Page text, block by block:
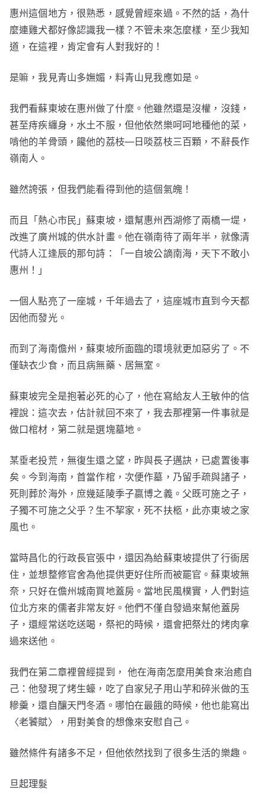
惠州這個地方，很熟悉，感覺曾經來過。不然的話，為什
麼連雞犬都好像認識我一樣？不管未來怎麼樣，至少我知
道，在這裡，肯定會有人對我好的！
是嘛，我見青山多嫵媚，料青山見我應如是。
我們看蘇東坡在惠州做了什麼。他雖然還是沒權，沒錢，
甚至痔疾纏身，水土不服，但他依然樂呵呵地種他的菜，
啃他的羊骨頭，饞他的荔枝—日啖荔枝三百顆，不辭長作
嶺南人。
雖然誇張，但我們能看得到他的這個氣魄！
而且「熱心市民」蘇東坡，還幫惠州西湖修了兩橋一堤，
改進了廣州城的供水計畫。他在嶺南待了兩年半，就像清
代詩人江逢辰的那句詩：「一自坡公謫南海，天下不敢小
惠州！」
一個人點亮了一座城，千年過去了，這座城市直到今天都
因他而發光。
而到了海南儋州，蘇東坡所面臨的環境就更加惡劣了。不
僅缺衣少食，而且病無藥、居無室。
蘇東坡完全是抱著必死的心了，他在寫給友人王敏仲的信
裡說：這次去，估計就回不來了，我去那裡第一件事就是
做口棺材，第二就是選塊墓地。
某垂老投荒，無復生還之望，昨與長子邁訣，已處置後事
矣。今到海南，首當作棺，次便作墓，乃留手疏與諸子，
死則葬於海外，庶幾延陵季子嬴博之義。父既可施之子，
子獨不可施之父乎？生不挈家，死不扶柩，此亦東坡之家
風也。
當時昌化的行政長官張中，還因為給蘇東坡提供了行衙居
住，並想整修官舍為他提供更好住所而被罷官。蘇東坡無
奈，只好在儋州城南買地蓋房。當地民風樸實，人們對這
位北方來的儒者非常友好。他們不僅自發過來幫他蓋房
子，還經常送吃送喝，祭祀的時候，還會把祭灶的烤肉拿
過來送他。
我們在第二章裡曾經提到， 他在海南怎麼用美食來治癒自
己：他發現了烤生蠔，吃了自家兒子用山芋和碎米做的玉
糝羹，還自釀天門冬酒。哪怕在最餓的時候，他也能寫出
〈老饕賦〉，用對美食的想像來安慰自己。
雖然條件有諸多不足，但他依然找到了很多生活的樂趣。
旦起理髮